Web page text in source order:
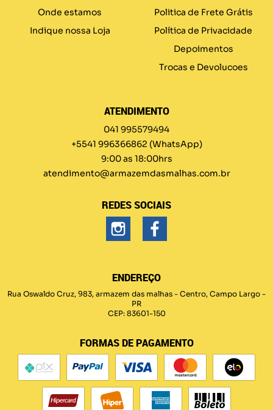
Onde estamos
Indique nossa Loja
Politica de Frete Grátis
Política de Privacidade
Depoimentos
Trocas e Devolucoes
ATENDIMENTO
041 995579494
+5541 996366862 (WhatsApp)
9:00 as 18:00hrs
atendimento@armazemdasmalhas.com.br
REDES SOCIAIS
ENDEREÇO
Rua Oswaldo Cruz, 983, armazem das malhas - Centro, Campo Largo -
PR
CEP: 83601-150
FORMAS DE PAGAMENTO